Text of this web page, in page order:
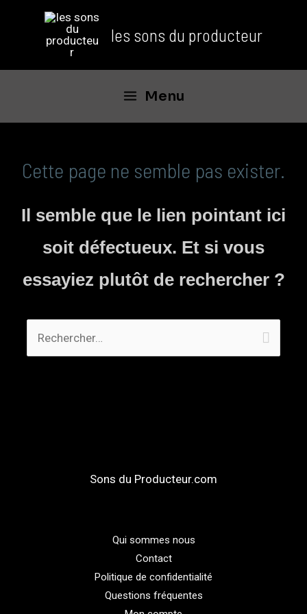
les sons du producteur
Menu
Cette page ne semble pas exister.
Il semble que le lien pointant ici
soit défectueux. Et si vous
essayiez plutôt de rechercher ?
Sons du Producteur.com
Qui sommes nous
Contact
Politique de confidentialité
Questions fréquentes